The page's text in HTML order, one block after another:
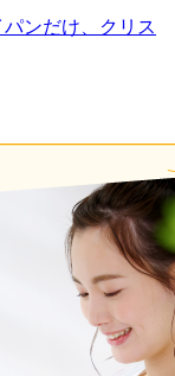
ンだけ、クリス